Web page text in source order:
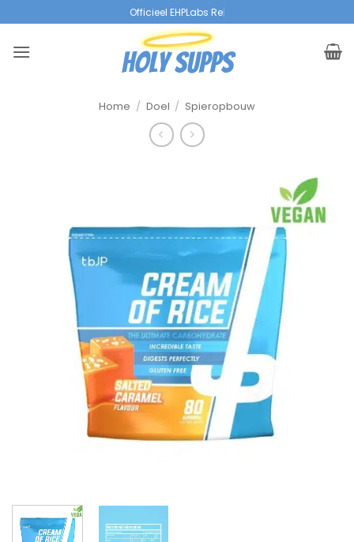
naar
inhoud
Officieel EHPLabs Resell
Home / Doel / Spieropbouw